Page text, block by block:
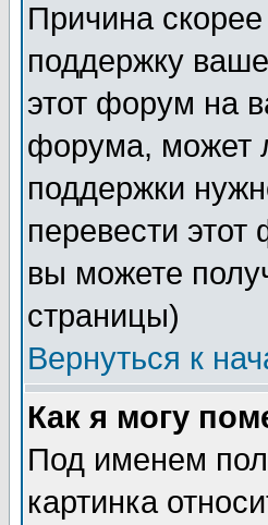
Причина
поддержку
этот форум на
форума, может
поддержки
перевести
вы можете
страницы)
Вернуться к
Как я могу
Под именем
картинка